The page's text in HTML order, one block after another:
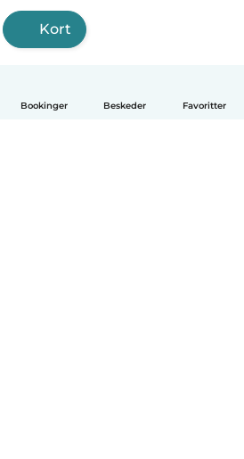
Bookinger Beskeder Favoritter
Kort